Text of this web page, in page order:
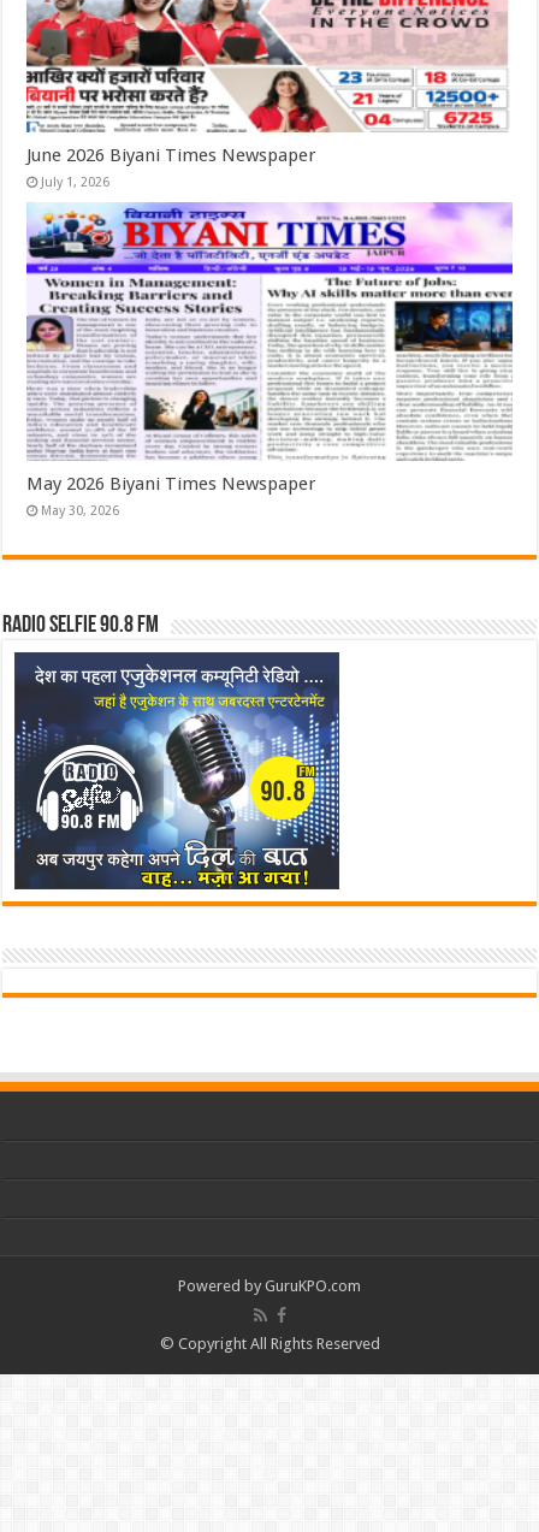
June 2026 Biyani Times Newspaper
July 1, 2026
May 2026 Biyani Times Newspaper
May 30, 2026
Radio Selfie 90.8 FM
Powered by GuruKPO.com
© Copyright All Rights Reserved